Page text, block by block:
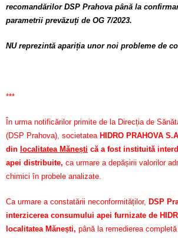
recomandărilor DSP Prahova până la
parametrii prevăzuți de OG 7/2023.
NU reprezintă apariția unor noi probleme de
***
În urma notificărilor primite de la Direcția de
(DSP Prahova), societatea HIDRO PRAHOVA
din localitatea Mănești că a fost instituită
apei distribuite, ca urmare a depășirii valorilor
chimici în probele analizate.
Ca urmare a constatării neconformităților, DSP
interzicerea consumului apei furnizate de
localitatea Mănești, până la remedierea completă